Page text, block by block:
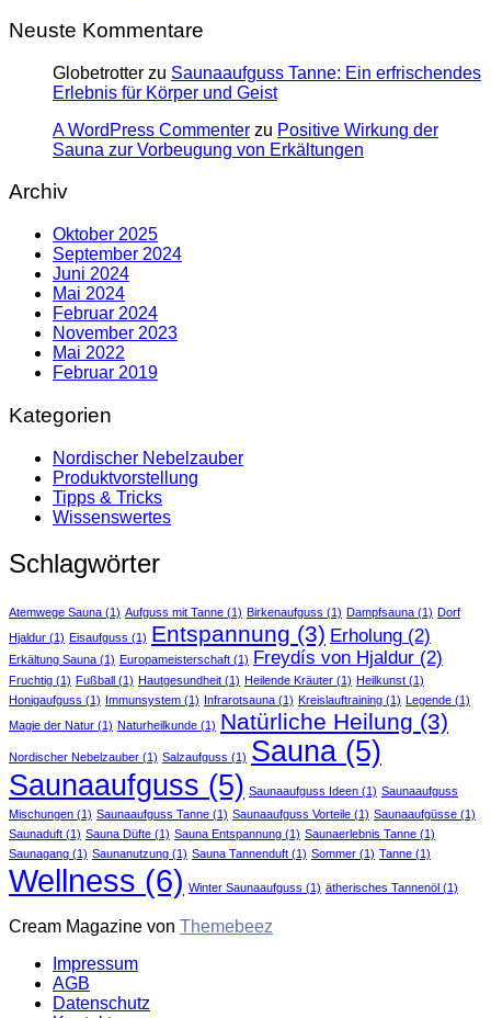
Neuste Kommentare
Globetrotter zu Saunaaufguss Tanne: Ein erfrischendes
Erlebnis für Körper und Geist
A WordPress Commenter zu Positive Wirkung der
Sauna zur Vorbeugung von Erkältungen
Archiv
Oktober 2025
September 2024
Juni 2024
Mai 2024
Februar 2024
November 2023
Mai 2022
Februar 2019
Kategorien
Nordischer Nebelzauber
Produktvorstellung
Tipps & Tricks
Wissenswertes
Schlagwörter
Atemwege Sauna (1) Aufguss mit Tanne (1) Birkenaufguss (1) Dampfsauna (1) Dorf
Hjaldur (1) Eisaufguss (1) Entspannung (3) Erholung (2)
Erkältung Sauna (1) Europameisterschaft (1) Freydís von Hjaldur (2)
Fruchtig (1) Fußball (1) Hautgesundheit (1) Heilende Kräuter (1) Heilkunst (1)
Honigaufguss (1) Immunsystem (1) Infrarotsauna (1) Kreislauftraining (1) Legende (1)
Magie der Natur (1) Naturheilkunde (1) Natürliche Heilung (3)
Nordischer Nebelzauber (1) Salzaufguss (1) Sauna (5)
Saunaaufguss (5) Saunaaufguss Ideen (1) Saunaaufguss
Mischungen (1) Saunaaufguss Tanne (1) Saunaaufguss Vorteile (1) Saunaaufgüsse (1)
Saunaduft (1) Sauna Düfte (1) Sauna Entspannung (1) Saunaerlebnis Tanne (1)
Saunagang (1) Saunanutzung (1) Sauna Tannenduft (1) Sommer (1) Tanne (1)
Wellness (6) Winter Saunaaufguss (1) ätherisches Tannenöl (1)
Cream Magazine von Themebeez
Impressum
AGB
Datenschutz